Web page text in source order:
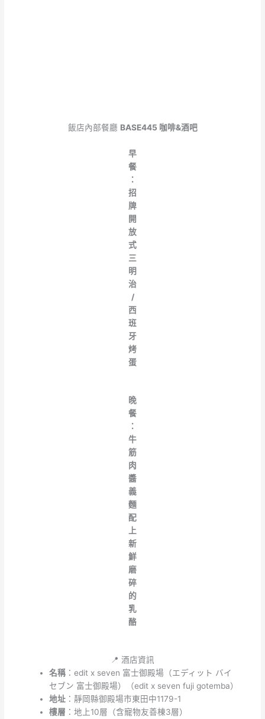
飯店內部餐廳 BASE445 咖啡&酒吧
早
餐
：
招
牌
開
放
式
三
明
治
/
西
班
牙
烤
蛋
晚
餐
：
牛
筋
肉
醬
義
麵
配
上
新
鮮
磨
碎
的
乳
酪
📍 酒店資訊
名稱：edit x seven 富士御殿場（エディット バイ
セブン 富士御殿場）（edit x seven fuji gotemba）
地址：靜岡縣御殿場市東田中1179-1
樓層 ：地上10層（含寵物友善棟3層）